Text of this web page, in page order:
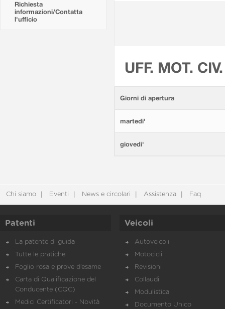
Richiesta
informazioni/Contatta
l'ufficio
UFF. MOT.
Giorni di apertura
martedi'
giovedi'
Chi siamo Eventi News e circolari Assistenza Faq
Patenti
La patente di guida
Tutte le pratiche
Foglio rosa e prove d’esame
Carta di Qualificazione del
Conducente (CQC)
Medici Certificatori - Novità
Veicoli
Autoveicoli
Motocicli
Revisioni
Collaudi
Modulistica
Documento Unico